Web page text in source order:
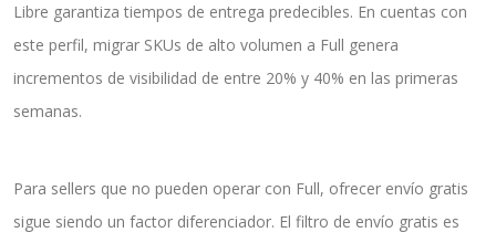
Libre garantiza tiempos de entrega predecibles. En cuentas con
este perfil, migrar SKUs de alto volumen a Full genera
incrementos de visibilidad de entre 20% y 40% en las primeras
semanas.
Para sellers que no pueden operar con Full, ofrecer envío gratis
sigue siendo un factor diferenciador. El filtro de envío gratis es